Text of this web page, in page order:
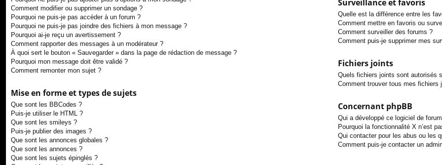
Comment modifier ou supprimer un sondage ?
Pourquoi ne puis-je pas accéder à un forum ?
Pourquoi ne puis-je pas joindre des fichiers à mon message ?
Pourquoi ai-je reçu un avertissement ?
Comment rapporter des messages à un modérateur ?
À quoi sert le bouton « Sauvegarder » dans la page de rédaction de message ?
Pourquoi mon message doit être validé ?
Comment remonter mon sujet ?
Mise en forme et types de sujets
Que sont les BBCodes ?
Puis-je utiliser le HTML ?
Que sont les smileys ?
Puis-je publier des images ?
Que sont les annonces globales ?
Que sont les annonces ?
Que sont les sujets épinglés ?
Surveillance et favoris
Quelle est la différence entre les
Comment mettre en favoris ou
Comment surveiller des forums ?
Comment puis-je supprimer mes
Fichiers joints
Quels fichiers joints sont autorisés
Comment trouver tous mes fichiers
Concernant phpBB
Qui a développé ce logiciel de
Pourquoi la fonctionnalité X n’est
Qui contacter pour les abus ou les
Comment puis-je contacter un